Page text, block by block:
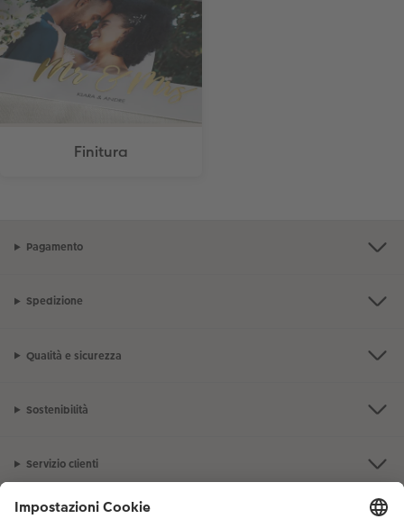
Finitura
Pagamento
Spedizione
Qualità e sicurezza
Sostenibilità
Servizio clienti
Servizio foto Coop